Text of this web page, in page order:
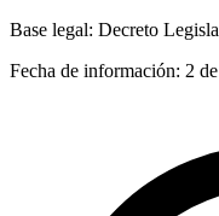
Base legal: Decreto
Fecha de información: 2